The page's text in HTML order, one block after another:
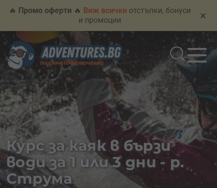
🔥 Промо оферти 🔥 Виж всички отстъпки, бонуси
и промоции
×
Курс за каяк в бързи
води за 1 или 3 дни - р.
Струма